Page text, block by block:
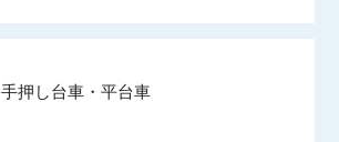
手押し台車・平台車